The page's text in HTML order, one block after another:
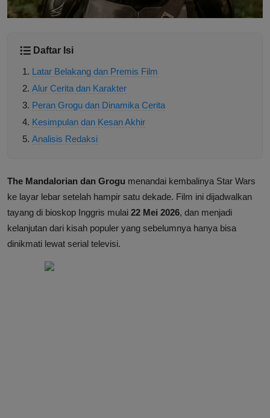
Daftar Isi
Latar Belakang dan Premis Film
Alur Cerita dan Karakter
Peran Grogu dan Dinamika Cerita
Kesimpulan dan Kesan Akhir
Analisis Redaksi
The Mandalorian dan Grogu menandai kembalinya Star Wars
ke layar lebar setelah hampir satu dekade. Film ini dijadwalkan
tayang di bioskop Inggris mulai 22 Mei 2026, dan menjadi
kelanjutan dari kisah populer yang sebelumnya hanya bisa
dinikmati lewat serial televisi.